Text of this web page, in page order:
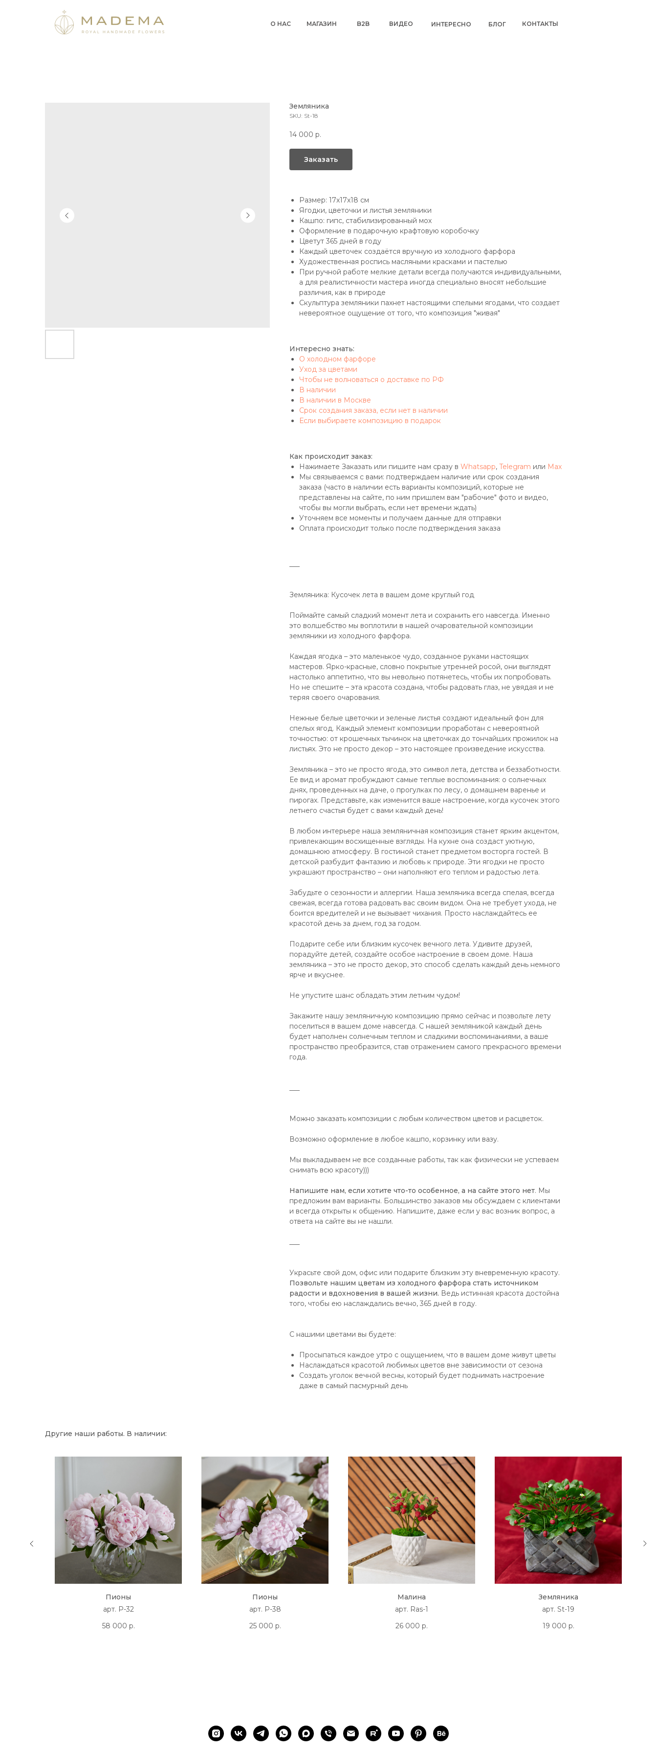
О НАС МАГАЗИН B2B ВИДЕО БЛОГ КОНТАКТЫ
ИНТЕРЕСНО
Земляника
SKU: St-18
14 000 р.
Заказать
Размер: 17х17х18 см
Ягодки, цветочки и листья земляники
Кашпо: гипс, стабилизированный мох
Оформление в подарочную крафтовую коробочку
Цветут 365 дней в году
Каждый цветочек создаётся вручную из холодного фарфора
Художественная роспись масляными красками и пастелью
При ручной работе мелкие детали всегда получаются индивидуальными,
а для реалистичности мастера иногда специально вносят небольшие
различия, как в природе
Скульптура земляники пахнет настоящими спелыми ягодами, что создает
невероятное ощущение от того, что композиция "живая"
Интересно знать:
О холодном фарфоре
Уход за цветами
Чтобы не волноваться о доставке по РФ
В наличии
В наличии в Москве
Срок создания заказа, если нет в наличии
Если выбираете композицию в подарок
Как происходит заказ:
Нажимаете Заказать или пишите нам сразу в Whatsapp, Telegram или Max
Мы связываемся с вами: подтверждаем наличие или срок создания
заказа (часто в наличии есть варианты композиций, которые не
представлены на сайте, по ним пришлем вам "рабочие" фото и видео,
чтобы вы могли выбрать, если нет времени ждать)
Уточняем все моменты и получаем данные для отправки
Оплата происходит только после подтверждения заказа
Земляника: Кусочек лета в вашем доме круглый год
Поймайте самый сладкий момент лета и сохранить его навсегда. Именно
это волшебство мы воплотили в нашей очаровательной композиции
земляники из холодного фарфора.
Каждая ягодка – это маленькое чудо, созданное руками настоящих
мастеров. Ярко-красные, словно покрытые утренней росой, они выглядят
настолько аппетитно, что вы невольно потянетесь, чтобы их попробовать.
Но не спешите – эта красота создана, чтобы радовать глаз, не увядая и не
теряя своего очарования.
Нежные белые цветочки и зеленые листья создают идеальный фон для
спелых ягод. Каждый элемент композиции проработан с невероятной
точностью: от крошечных тычинок на цветочках до тончайших прожилок на
листьях. Это не просто декор – это настоящее произведение искусства.
Земляника – это не просто ягода, это символ лета, детства и беззаботности.
Ее вид и аромат пробуждают самые теплые воспоминания: о солнечных
днях, проведенных на даче, о прогулках по лесу, о домашнем варенье и
пирогах. Представьте, как изменится ваше настроение, когда кусочек этого
летнего счастья будет с вами каждый день!
В любом интерьере наша земляничная композиция станет ярким акцентом,
привлекающим восхищенные взгляды. На кухне она создаст уютную,
домашнюю атмосферу. В гостиной станет предметом восторга гостей. В
детской разбудит фантазию и любовь к природе. Эти ягодки не просто
украшают пространство – они наполняют его теплом и радостью лета.
Забудьте о сезонности и аллергии. Наша земляника всегда спелая, всегда
свежая, всегда готова радовать вас своим видом. Она не требует ухода, не
боится вредителей и не вызывает чихания. Просто наслаждайтесь ее
красотой день за днем, год за годом.
Подарите себе или близким кусочек вечного лета. Удивите друзей,
порадуйте детей, создайте особое настроение в своем доме. Наша
земляника – это не просто декор, это способ сделать каждый день немного
ярче и вкуснее.
Не упустите шанс обладать этим летним чудом!
Закажите нашу земляничную композицию прямо сейчас и позвольте лету
поселиться в вашем доме навсегда. С нашей земляникой каждый день
будет наполнен солнечным теплом и сладкими воспоминаниями, а ваше
пространство преобразится, став отражением самого прекрасного времени
года.
Можно заказать композиции с любым количеством цветов и расцветок.
Возможно оформление в любое кашпо, корзинку или вазу.
Мы выкладываем не все созданные работы, так как физически не успеваем
снимать всю красоту)))
Напишите нам, если хотите что-то особенное, а на сайте этого нет. Мы
предложим вам варианты. Большинство заказов мы обсуждаем с клиентами
и всегда открыты к общению. Напишите, даже если у вас возник вопрос, а
ответа на сайте вы не нашли.
Украсьте свой дом, офис или подарите близким эту вневременную красоту.
Позвольте нашим цветам из холодного фарфора стать источником
радости и вдохновения в вашей жизни. Ведь истинная красота достойна
того, чтобы ею наслаждались вечно, 365 дней в году.
С нашими цветами вы будете:
Просыпаться каждое утро с ощущением, что в вашем доме живут цветы
Наслаждаться красотой любимых цветов вне зависимости от сезона
Создать уголок вечной весны, который будет поднимать настроение
даже в самый пасмурный день
Другие наши работы. В наличии:
Пионы
арт. P-32
58 000 р.
Пионы
арт. P-38
25 000 р.
Малина
арт. Ras-1
26 000 р.
Земляника
арт. St-19
19 000 р.